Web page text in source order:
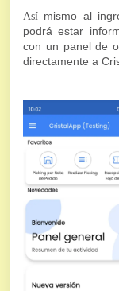
Así mismo al
podrá estar
con un panel de
directamente a